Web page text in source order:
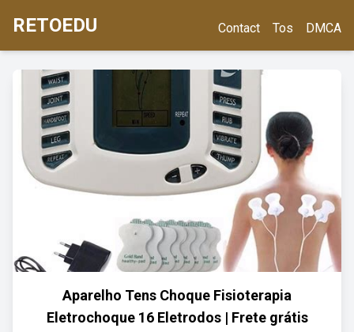
RETOEDU Contact Tos DMCA
Aparelho Tens Choque Fisioterapia
Eletrochoque 16 Eletrodos | Frete grátis